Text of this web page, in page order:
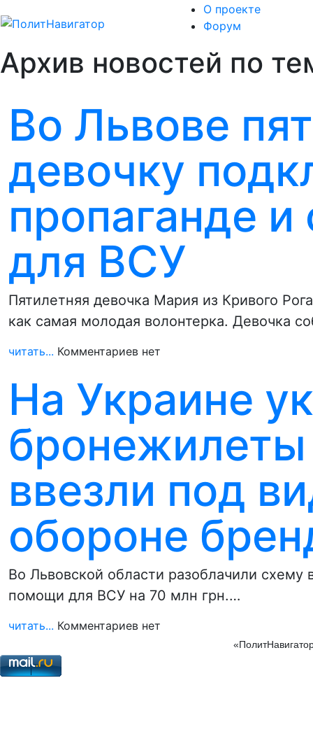
О проекте
Форум
Архив новостей по
Во Львове
девочку
пропаганде
для ВСУ
Пятилетняя девочка Мария из Кривого
как самая молодая волонтерка. Девочка
читать... Комментариев нет
На Украине
ввезли под
обороне
Во Львовской области разоблачили
помощи для ВСУ на 70 млн грн.…
читать... Комментариев нет